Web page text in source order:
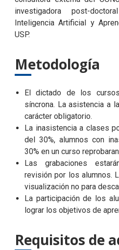
investigadora post-
Inteligencia Artificial y
USP.
Metodología
El dictado de los
síncrona. La asistencia a
carácter obligatorio.
La inasistencia a clases
del 30%, alumnos con
30% en un curso
Las grabaciones
revisión por los alumnos.
visualización no para
La participación de los
lograr los objetivos de
Requisitos de